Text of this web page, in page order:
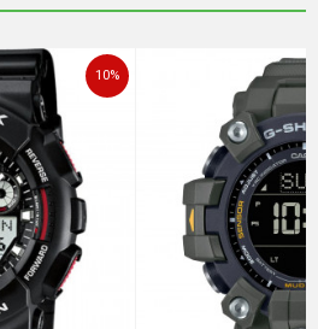
POŠALJI
10%